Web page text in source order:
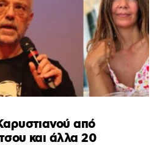
από
και άλλα 20